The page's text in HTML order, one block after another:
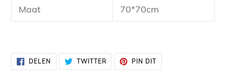
winkelwagen
Maat 70*70cm
DELEN
DELEN
FACEBOOK
TWITTERTWITTEREN
OP
TWITTER
PIN DITPINNEN
PINTEREST